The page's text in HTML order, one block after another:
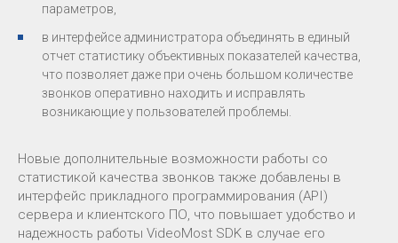
параметров,
в интерфейсе администратора объединять в единый
отчет статистику объективных показателей качества,
что позволяет даже при очень большом количестве
звонков оперативно находить и исправлять
возникающие у пользователей проблемы.
Новые дополнительные возможности работы со
статистикой качества звонков также добавлены в
интерфейс прикладного программирования (API)
сервера и клиентского ПО, что повышает удобство и
надежность работы VideoMost SDK в случае его